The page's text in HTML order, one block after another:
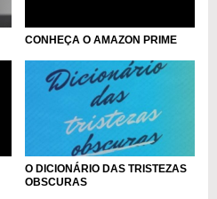
CONHEÇA O AMAZON PRIME
O DICIONÁRIO DAS TRISTEZAS
OBSCURAS